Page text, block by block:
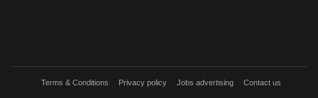
Terms & Conditions Privacy policy Jobs advertising Contact us